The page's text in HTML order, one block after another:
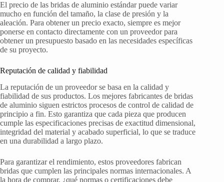
El precio de las bridas de aluminio estándar puede variar
mucho en función del tamaño, la clase de presión y la
aleación. Para obtener un precio exacto, siempre es mejor
ponerse en contacto directamente con un proveedor para
obtener un presupuesto basado en las necesidades específicas
de su proyecto.
Reputación de calidad y fiabilidad
La reputación de un proveedor se basa en la calidad y
fiabilidad de sus productos. Los mejores fabricantes de bridas
de aluminio siguen estrictos procesos de control de calidad de
principio a fin. Esto garantiza que cada pieza que producen
cumple las especificaciones precisas de exactitud dimensional,
integridad del material y acabado superficial, lo que se traduce
en una durabilidad a largo plazo.
Para garantizar el rendimiento, estos proveedores fabrican
bridas que cumplen las principales normas internacionales. A
la hora de comprar, ¿qué normas o certificaciones debe